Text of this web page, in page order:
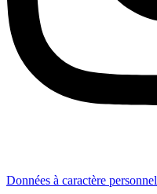
Données à caractère personnel